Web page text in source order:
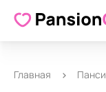
Главная